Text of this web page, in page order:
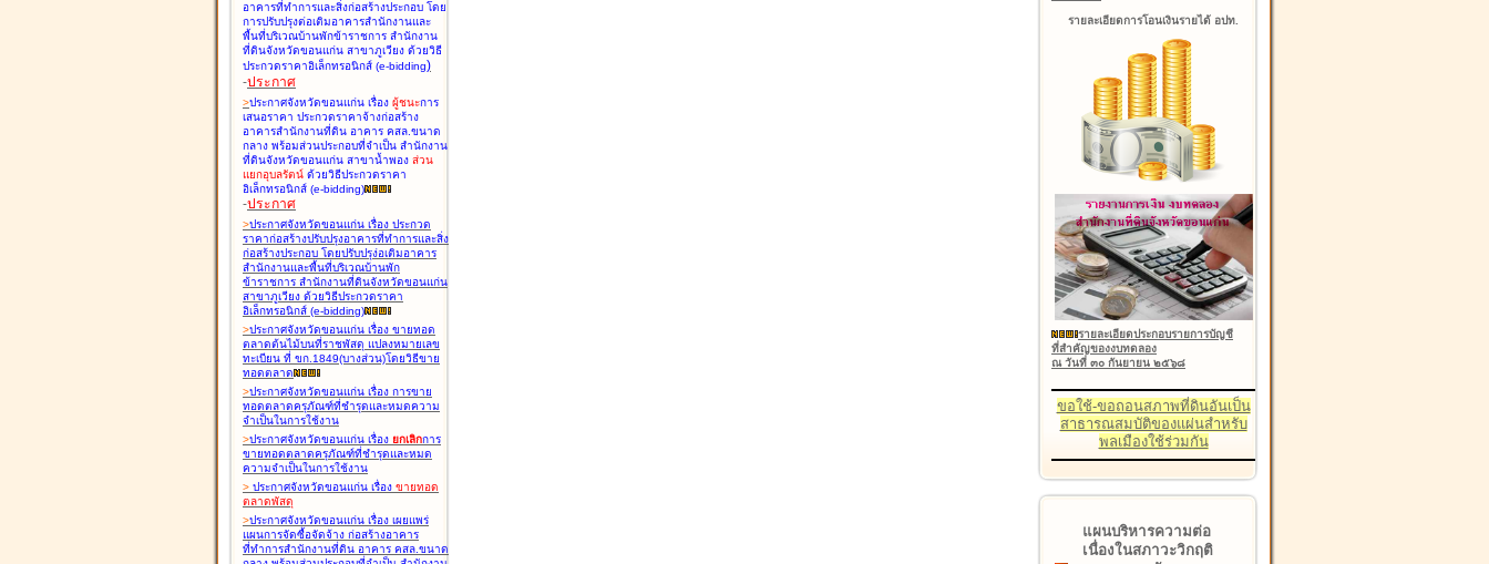
อาคารที่ทำการและสิ่งก่อสร้างประกอบ โดย
การปรับปรุงต่อเติมอาคารสำนักงานและ
พื้นที่บริเวณบ้านพักข้าราชการ สำนักงาน
ที่ดินจังหวัดขอนแก่น สาขาภูเวียง ด้วยวิธี
ประกวดราคาอิเล็กทรอนิกส์ (e-bidding)
-ประกาศ
>ประกาศจังหวัดขอนแก่น เรื่อง ผู้ชนะการ
เสนอราคา ประกวดราคาจ้างก่อสร้าง
อาคารสำนักงานที่ดิน อาคาร คสล.ขนาด
กลาง พร้อมส่วนประกอบที่จำเป็น สำนักงาน
ที่ดินจังหวัดขอนแก่น สาขาน้ำพอง ส่วน
แยกอุบลรัตน์ ด้วยวิธีประกวดราคา
อิเล็กทรอนิกส์ (e-bidding)
-ประกาศ
>ประกาศจังหวัดขอนแก่น เรื่อง ประกวด
ราคาก่อสร้างปรับปรุงอาคารที่ทำการและสิ่ง
ก่อสร้างประกอบ โดยปรับปรุง่อเติมอาคาร
สำนักงานและพื้นที่บริเวณบ้านพัก
ข้าราชการ สำนักงานที่ดินจังหวัดขอนแก่น
สาขาภูเวียง ด้วยวิธีประกวดราคา
อิเล็กทรอนิกส์ (e-bidding)
>ประกาศจังหวัดขอนแก่น เรื่อง ขายทอด
ตลาดต้นไม้บนที่ราชพัสดุ แปลงหมายเลข
ทะเบียน ที่ ขก.1849(บางส่วน)โดยวิธีขาย
ทอดตลาด
>ประกาศจังหวัดขอนแก่น เรื่อง การขาย
ทอดตลาดครุภัณฑ์ที่ชำรุดและหมดความ
จำเป็นในการใช้งาน
>ประกาศจังหวัดขอนแก่น เรื่อง ยกเลิกการ
ขายทอดตลาดครุภัณฑ์ที่ชำรุดและหมด
ความจำเป็นในการใช้งาน
> ประกาศจังหวัดขอนแก่น เรื่อง ขายทอด
ตลาดพัสดุ
>ประกาศจังหวัดขอนแก่น เรื่อง เผยแพร่
แผนการจัดซื้อจัดจ้าง ก่อสร้างอาคาร
ที่ทำการสำนักงานที่ดิน อาคาร คสล.ขนาด
รายละเอียดการโอนเงินรายได้ อปท.
รายละเอียดประกอบรายการบัญชี
ที่สำคัญของงบทดลอง
ณ วันที่ ๓๐ กันยายน ๒๕๖๘
ขอใช้-ขอถอนสภาพที่ดินอันเป็น
สาธารณสมบัติของแผ่นสำหรับ
พลเมืองใช้ร่วมกัน
แผนบริหารความต่อ
เนื่องในสภาวะวิกฤติ